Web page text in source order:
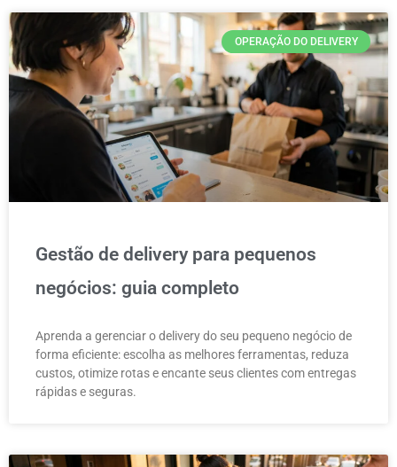
OPERAÇÃO DO DELIVERY
Gestão de delivery para pequenos
negócios: guia completo
Aprenda a gerenciar o delivery do seu pequeno negócio de
forma eficiente: escolha as melhores ferramentas, reduza
custos, otimize rotas e encante seus clientes com entregas
rápidas e seguras.